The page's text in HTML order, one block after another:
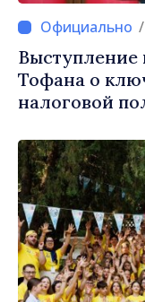
Выступление
Тофана о
налоговой